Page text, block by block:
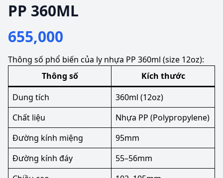
PP 360ML
655,000
Thông số phổ biến của ly nhựa PP 360ml (size 12oz):
Thông số
Kích thước
Dung tích
360ml (12oz)
Chất liệu
Nhựa PP (Polypropylene)
Đường kính miệng
95mm
Đường kính đáy
55–56mm